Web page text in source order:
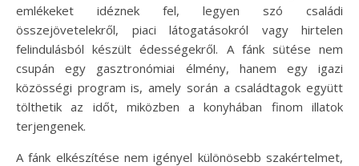
emlékeket idéznek fel, legyen szó családi
összejövetelekről, piaci látogatásokról vagy hirtelen
felindulásból készült édességekről. A fánk sütése nem
csupán egy gasztronómiai élmény, hanem egy igazi
közösségi program is, amely során a családtagok együtt
tölthetik az időt, miközben a konyhában finom illatok
terjengenek.
A fánk elkészítése nem igényel különösebb szakértelmet,